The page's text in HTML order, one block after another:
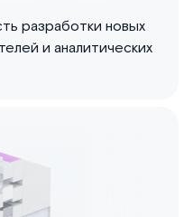
разработки новых
и аналитических